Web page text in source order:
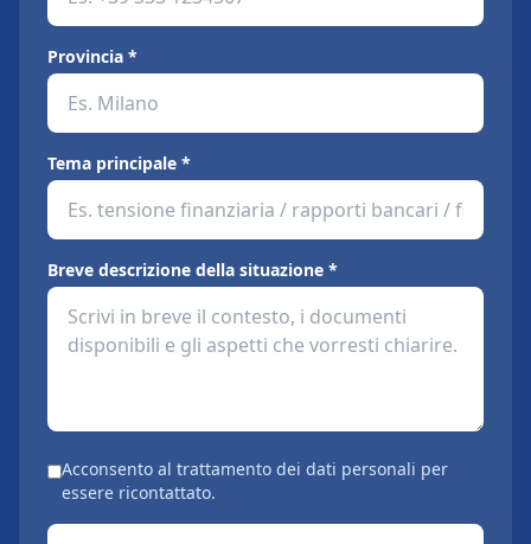
Provincia *
Tema principale *
Breve descrizione della situazione *
Acconsento al trattamento dei dati personali per
essere ricontattato.